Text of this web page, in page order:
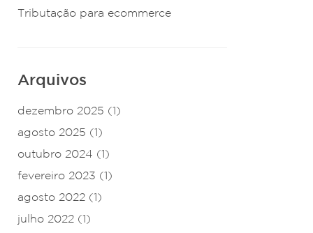
Tributação para ecommerce
Arquivos
dezembro 2025 (1)
agosto 2025 (1)
outubro 2024 (1)
fevereiro 2023 (1)
agosto 2022 (1)
julho 2022 (1)